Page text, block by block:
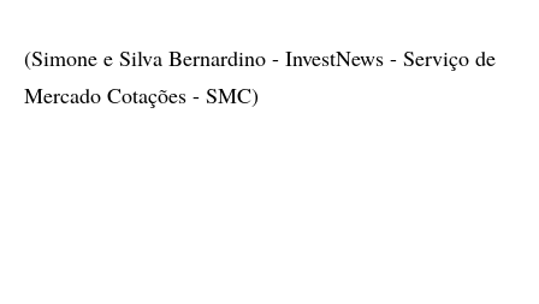
(Simone e Silva Bernardino - InvestNews - Serviço de
Mercado Cotações - SMC)